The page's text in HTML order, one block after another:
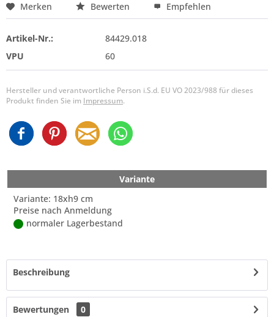
Merken Bewerten Empfehlen
Artikel-Nr.:
84429.018
VPU
60
Hersteller und verantwortliche Person i.S.d. EU VO 2023/988 für dieses
Produkt finden Sie im Impressum.
Variante
Variante: 18xh9 cm
Preise nach Anmeldung
normaler Lagerbestand
Beschreibung
Bewertungen
0